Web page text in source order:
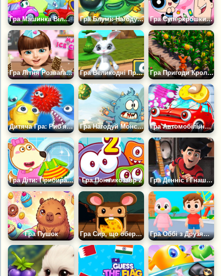
Гра Машинка Віллі 6 Гра Блумі: Нагодуй Мене Гра Суперкрошки: Зроби Комікс
Гра Літня Розвага для Дітей Гра Великодні Пригоди Кролика Гра Пригоди Кролика 3Д
Дитяча Гра: Риб'яча Лихоманка Гра Нагодуй Монстра Гра Автомобільне Місто Ремонт Салону
Гра Діти: Прибирання двору Гра Пончикозавр 2 Гра Денніс і Гнашер: Забіг Команди
Гра Пушок Гра Сир, що обертається Гра Оббі з Друзями Онлайн